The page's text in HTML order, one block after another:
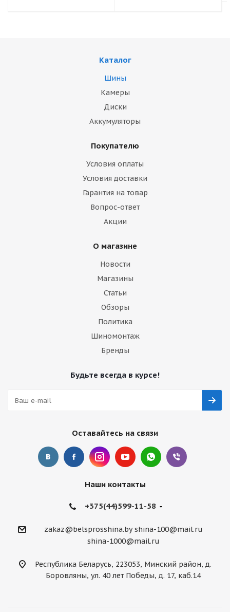
Каталог
Шины
Камеры
Диски
Аккумуляторы
Покупателю
Условия оплаты
Условия доставки
Гарантия на товар
Вопрос-ответ
Акции
О магазине
Новости
Магазины
Статьи
Обзоры
Политика
Шиномонтаж
Бренды
Будьте всегда в курсе!
Оставайтесь на связи
Наши контакты
+375(44)599-11-58
zakaz@belsprosshina.by shina-100@mail.ru
shina-1000@mail.ru
Республика Беларусь, 223053, Минский район, д.
Боровляны, ул. 40 лет Победы, д. 17, каб.14